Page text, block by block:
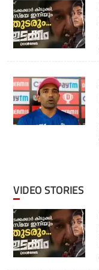
VIDEO STORIES